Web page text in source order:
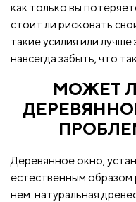
как только вы
стоит ли рисковать
такие усилия или
навсегда забыть, что
МОЖЕТ
Деревянное окно,
естественным образом
нем: натуральная